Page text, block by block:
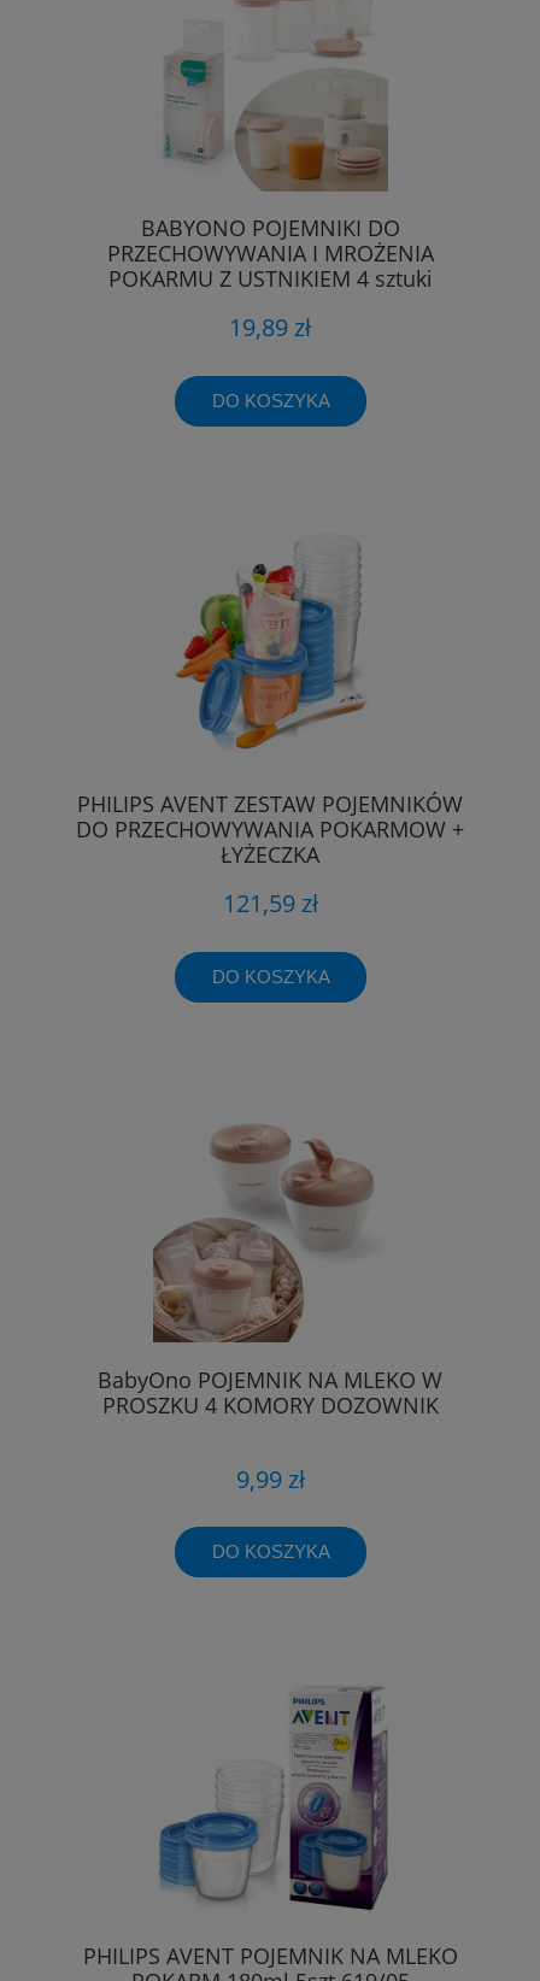
BABYONO POJEMNIKI DO
PRZECHOWYWANIA I MROŻENIA
POKARMU Z USTNIKIEM 4 sztuki
19,89 zł
DO KOSZYKA
PHILIPS AVENT ZESTAW POJEMNIKÓW
DO PRZECHOWYWANIA POKARMOW +
ŁYŻECZKA
121,59 zł
DO KOSZYKA
BabyOno POJEMNIK NA MLEKO W
PROSZKU 4 KOMORY DOZOWNIK
9,99 zł
DO KOSZYKA
PHILIPS AVENT POJEMNIK NA MLEKO